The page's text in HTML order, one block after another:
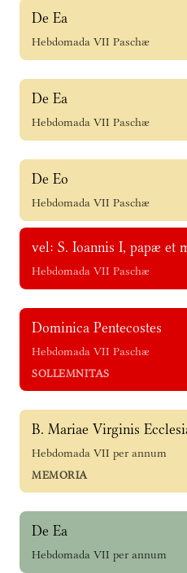
De Ea
Hebdomada VII Paschæ
De Ea
Hebdomada VII Paschæ
De Eo
Hebdomada VII Paschæ
vel: S. Ioannis I, papæ et
Hebdomada VII Paschæ
Dominica Pentecostes
Hebdomada VII Paschæ
SOLLEMNITAS
B. Mariae Virginis
Hebdomada VII per annum
MEMORIA
De Ea
Hebdomada VII per annum